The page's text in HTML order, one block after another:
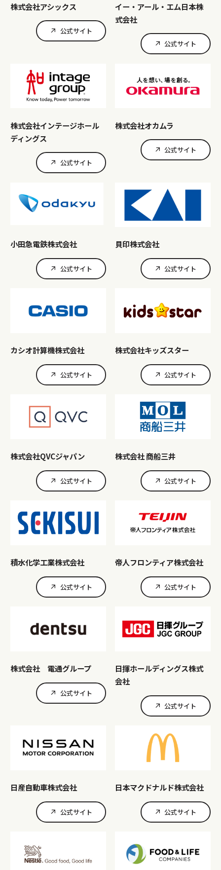
株式会社アシックス
公式サイト
イー・アール・エム日本株
式会社
公式サイト
株式会社インテージホール
ディングス
公式サイト
株式会社オカムラ
公式サイト
小田急電鉄株式会社
公式サイト
貝印株式会社
公式サイト
カシオ計算機株式会社
公式サイト
株式会社キッズスター
公式サイト
株式会社QVCジャパン
公式サイト
株式会社 商船三井
公式サイト
積水化学工業株式会社
公式サイト
帝人フロンティア株式会社
公式サイト
株式会社 電通グループ
公式サイト
日揮ホールディングス株式
会社
公式サイト
日産自動車株式会社
公式サイト
日本マクドナルド株式会社
公式サイト